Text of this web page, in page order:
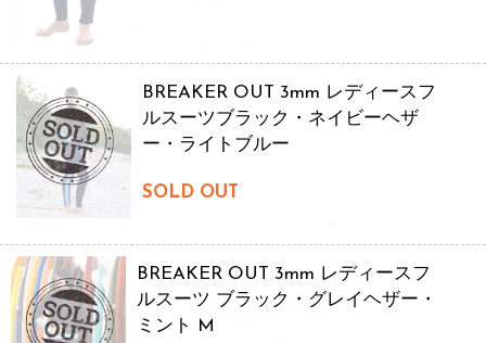
BREAKER OUT 3mm レディースフ
ルスーツブラック・ネイビーヘザ
ー・ライトブルー
SOLD OUT
BREAKER OUT 3mm レディースフ
ルスーツ ブラック・グレイヘザー・
ミント M